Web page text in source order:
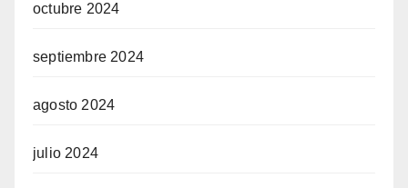
octubre 2024
septiembre 2024
agosto 2024
julio 2024